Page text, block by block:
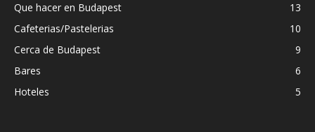
Que hacer en Budapest
13
Cafeterias/Pastelerias
10
Cerca de Budapest
9
Bares
6
Hoteles
5